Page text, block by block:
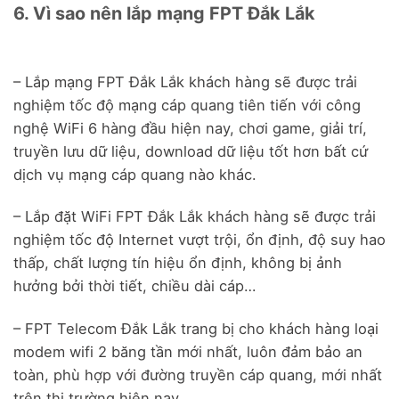
6. Vì sao nên lắp mạng FPT Đắk Lắk
– Lắp mạng FPT Đắk Lắk khách hàng sẽ được trải
nghiệm tốc độ mạng cáp quang tiên tiến với công
nghệ WiFi 6 hàng đầu hiện nay, chơi game, giải trí,
truyền lưu dữ liệu, download dữ liệu tốt hơn bất cứ
dịch vụ mạng cáp quang nào khác.
– Lắp đặt WiFi FPT Đắk Lắk khách hàng sẽ được trải
nghiệm tốc độ Internet vượt trội, ổn định, độ suy hao
thấp, chất lượng tín hiệu ổn định, không bị ảnh
hưởng bởi thời tiết, chiều dài cáp…
– FPT Telecom Đắk Lắk trang bị cho khách hàng loại
modem wifi 2 băng tần mới nhất, luôn đảm bảo an
toàn, phù hợp với đường truyền cáp quang, mới nhất